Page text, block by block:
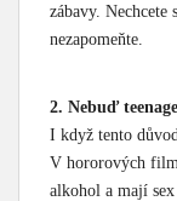
zábavy.
nezapomeňte.
2. Nebuď
I když tento
V hororových
alkohol a mají